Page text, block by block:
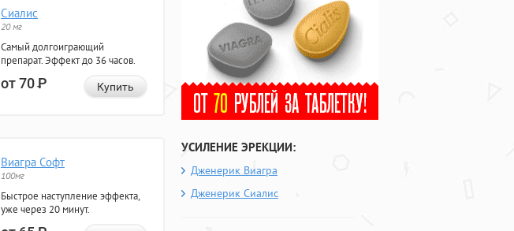
Сиалис
20 мг
Самый долгоиграющий
препарат. Эффект до 36 часов.
от 70Р Купить
Виагра Софт
100мг
Быстрое наступление эффекта,
уже через 20 минут.
УСИЛЕНИЕ ЭРЕКЦИИ:
Дженерик Виагра
Дженерик Сиалис